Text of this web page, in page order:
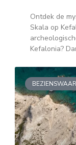
Ontdek de
Skala op
Kefalonia?